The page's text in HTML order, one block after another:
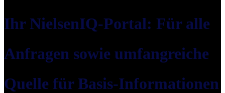
Ihr NielsenIQ-Portal: Für alle
Anfragen sowie umfangreiche
Quelle für Basis-Informationen